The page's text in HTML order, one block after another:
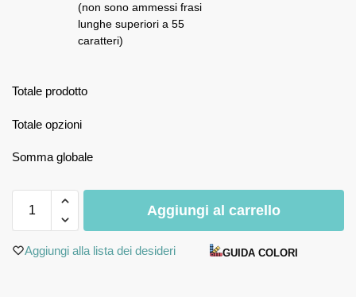
(non sono ammessi frasi
lunghe superiori a 55
caratteri)
Totale prodotto
Totale opzioni
Somma globale
Aggiungi al carrello
Aggiungi alla lista dei desideri GUIDA COLORI